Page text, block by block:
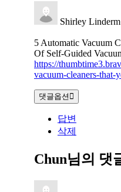
Shirley
5 Automatic Vacuum
Of Self-Guided
https://
vacuum-cleaners-that-
댓글옵션
답변
삭제
Chun님의 댓